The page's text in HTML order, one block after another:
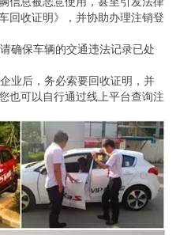
回收证明》，并协助办理注销登
确保车辆的交通违法记录已处
业后，务必索要回收证明，并
也可以自行通过线上平台查询注